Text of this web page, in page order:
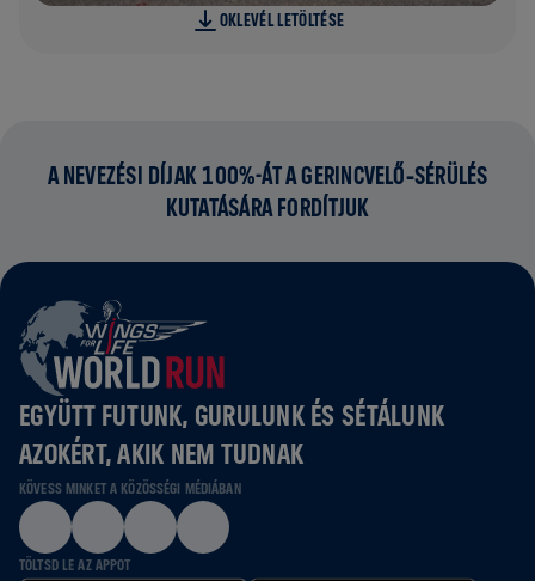
OKLEVÉL LETÖLTÉSE
A NEVEZÉSI DÍJAK 100%-ÁT A GERINCVELŐ‑SÉRÜLÉS
KUTATÁSÁRA FORDÍTJUK
EGYÜTT FUTUNK, GURULUNK ÉS SÉTÁLUNK
AZOKÉRT, AKIK NEM TUDNAK
KÖVESS MINKET A KÖZÖSSÉGI MÉDIÁBAN
TÖLTSD LE AZ APPOT